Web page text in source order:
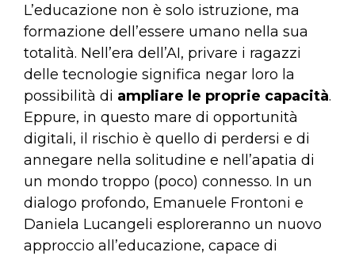
L’educazione non è solo istruzione, ma
formazione dell’essere umano nella sua
totalità. Nell’era dell’AI, privare i ragazzi
delle tecnologie significa negar loro la
possibilità di ampliare le proprie capacità.
Eppure, in questo mare di opportunità
digitali, il rischio è quello di perdersi e di
annegare nella solitudine e nell’apatia di
un mondo troppo (poco) connesso. In un
dialogo profondo, Emanuele Frontoni e
Daniela Lucangeli esploreranno un nuovo
approccio all’educazione, capace di